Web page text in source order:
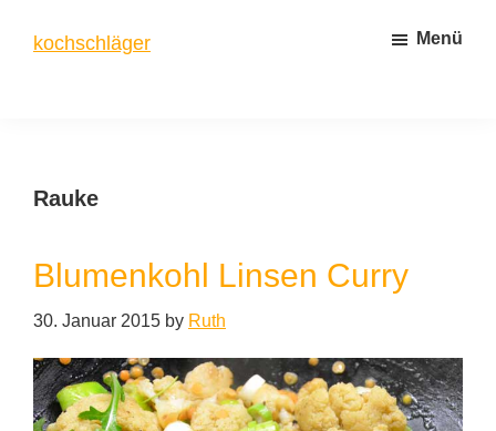
Inhalt
Seitenspalte
kochschläger Menü
Rauke
Blumenkohl Linsen Curry
30. Januar 2015 by Ruth